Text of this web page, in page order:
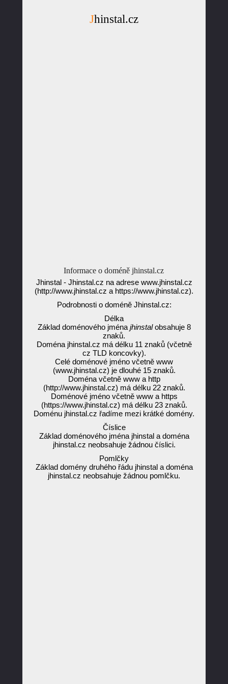
Jhinstal.cz
Informace o doméně jhinstal.cz
Jhinstal - Jhinstal.cz na adrese www.jhinstal.cz
(http://www.jhinstal.cz a https://www.jhinstal.cz).
Podrobnosti o doméně Jhinstal.cz:
Délka
Základ doménového jména jhinstalobsahuje 8
znaků.
Doména jhinstal.cz má délku 11 znaků (včetně
cz TLD koncovky).
Celé doménové jméno včetně www
(www.jhinstal.cz) je dlouhé 15 znaků.
Doména včetně www a http
(http://www.jhinstal.cz) má délku 22 znaků.
Doménové jméno včetně www a https
(https://www.jhinstal.cz) má délku 23 znaků.
Doménu jhinstal.cz řadíme mezi krátké domény.
Číslice
Základ doménového jména jhinstal a doména
jhinstal.cz neobsahuje žádnou číslici.
Pomlčky
Základ domény druhého řádu jhinstal a doména
jhinstal.cz neobsahuje žádnou pomlčku.